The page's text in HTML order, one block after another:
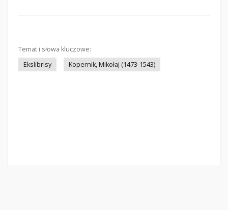
Temat i słowa kluczowe:
Ekslibrisy
Kopernik, Mikołaj (1473-1543)